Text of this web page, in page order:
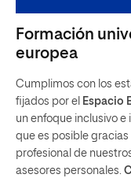
Formación
europea
Cumplimos con los
fijados por el Espacio
un enfoque inclusivo
que es posible gracias
profesional de
asesores personales.